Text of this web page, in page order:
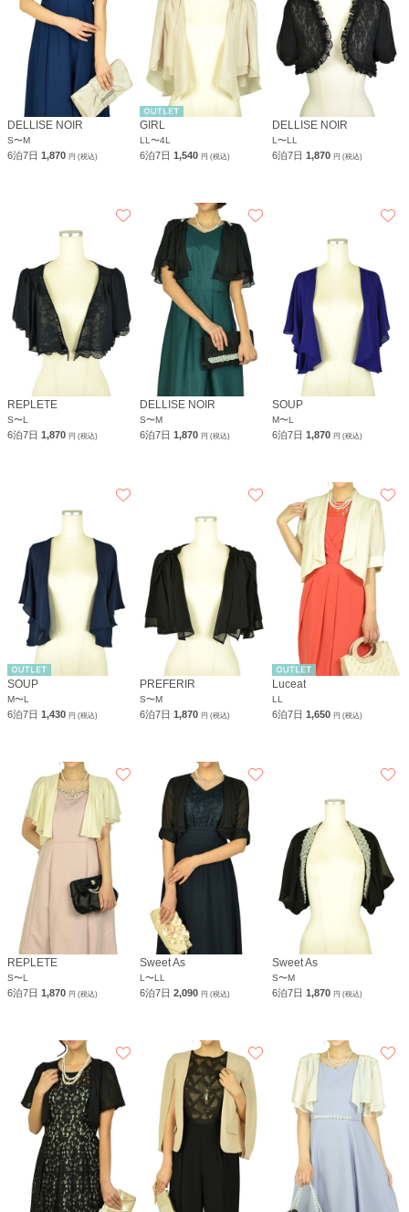
DELLISE NOIR
S〜M
6泊7日 1,870 円 (税込)
GIRL
LL〜4L
6泊7日1,540円 (税込)
DELLISE NOIR
L〜LL
6泊7日1,870円 (税込)
REPLETE
S〜L
6泊7日 1,870 円 (税込)
DELLISE NOIR
S〜M
6泊7日1,870円 (税込)
SOUP
M〜L
6泊7日1,870円 (税込)
SOUP
M〜L
6泊7日 1,430 円 (税込)
PREFERIR
S〜M
6泊7日1,870円 (税込)
Luceat
LL
6泊7日1,650円 (税込)
REPLETE
S〜L
6泊7日 1,870 円 (税込)
Sweet As
L〜LL
6泊7日2,090円 (税込)
Sweet As
S〜M
6泊7日1,870円 (税込)